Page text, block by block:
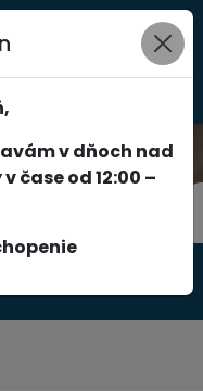
v dňoch nad
čase od 12:00 –